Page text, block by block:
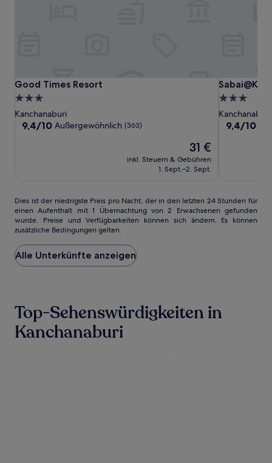
Good
Times
Resort
Good
Times
Resort
Good Times Resort
Good Times Resort
3.0-
Sterne-
Unterkunft
Kanchanaburi
9.4
9,4/10 Außergewöhnlich (363)
Der
Preis
beträgt
31 €
inkl. Steuern & Gebühren
1. Sept.–2. Sept.
Sabai@Kan
Resort
Sabai@Kan
3.0-
Sterne-
Unterkunft
Kanchanaburi
9.4
9,4/10
Dies
ist
der
niedrigste
Preis
pro
Nacht,
letzten
24 Stunden
für
Dies ist der niedrigste Preis pro Nacht, der in den letzten 24 Stunden für
einen Aufenthalt mit 1 Übernachtung von 2 Erwachsenen gefunden
wurde. Preise und Verfügbarkeiten können sich ändern. Es können
zusätzliche Bedingungen gelten.
Alle Unterkünfte anzeigen
Top-Sehenswürdigkeiten in
Kanchanaburi